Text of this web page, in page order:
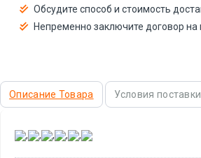
Обсудите способ и стоимость
Непременно заключите договор на
Описание Товара Условия поставки
, , , , ,